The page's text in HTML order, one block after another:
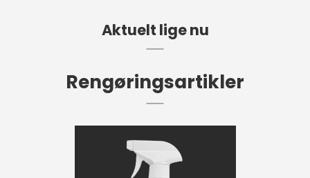
Aktuelt lige nu
Rengøringsartikler